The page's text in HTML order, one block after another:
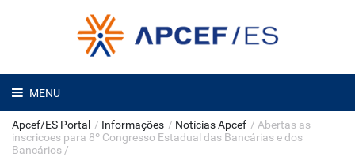
MENU
Apcef/ES Portal / Informações / Notícias Apcef / Abertas as
inscricoes para 8º Congresso Estadual das Bancárias e dos
Bancários /